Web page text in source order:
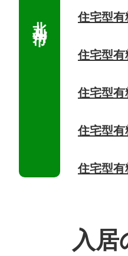
住宅型
住宅型
住宅型
住宅型
住宅型
入居